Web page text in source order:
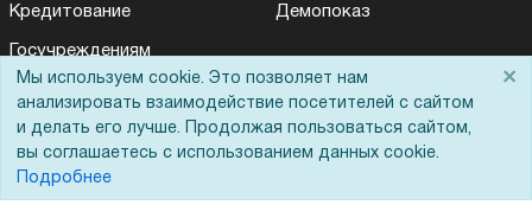
Кредитование
Госучреждениям
Бренды
ЭДО
Демопоказ
Мы используем cookie. Это позволяет нам
анализировать взаимодействие посетителей с сайтом
и делать его лучше. Продолжая пользоваться сайтом,
вы соглашаетесь с использованием данных cookie.
Подробнее
×